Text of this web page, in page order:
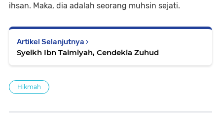
ihsan. Maka, dia adalah seorang muhsin sejati.
Artikel Selanjutnya
Syeikh Ibn Taimiyah, Cendekia Zuhud
Hikmah